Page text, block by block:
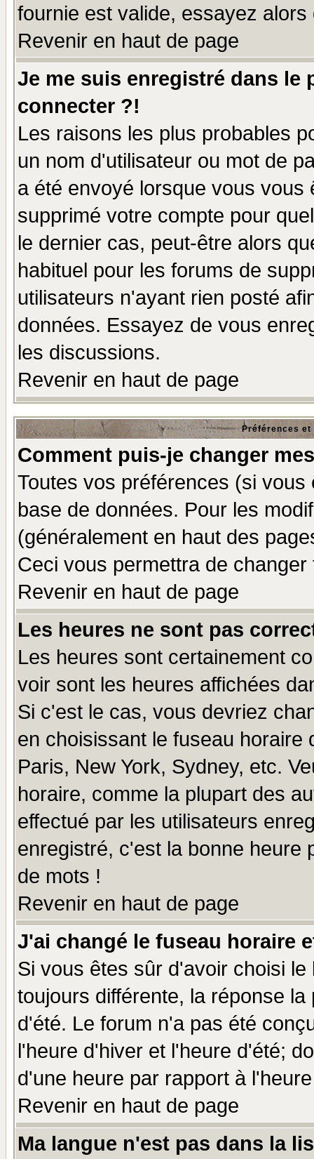
fournie est valide, essayez
Revenir en haut de page
Je me suis enregistré dans le
connecter ?!
Les raisons les plus probables
un nom d'utilisateur ou mot de
a été envoyé lorsque vous
supprimé votre compte pour
le dernier cas, peut-être alors
habituel pour les forums de
utilisateurs n'ayant rien posté
données. Essayez de vous
les discussions.
Revenir en haut de page
Préférences
Comment puis-je changer
Toutes vos préférences (si
base de données. Pour les
(généralement en haut des
Ceci vous permettra de
Revenir en haut de page
Les heures ne sont pas
Les heures sont certainement
voir sont les heures affichées
Si c'est le cas, vous devriez
en choisissant le fuseau
Paris, New York, Sydney, etc.
horaire, comme la plupart des
effectué par les utilisateurs
enregistré, c'est la bonne heure
de mots !
Revenir en haut de page
J'ai changé le fuseau horaire
Si vous êtes sûr d'avoir choisi
toujours différente, la réponse
d'été. Le forum n'a pas été
l'heure d'hiver et l'heure d'été;
d'une heure par rapport à
Revenir en haut de page
Ma langue n'est pas dans la